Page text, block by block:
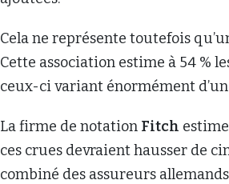
Cela ne représente toutefois
Cette association estime à 54 %
ceux-ci variant énormément
La firme de notation Fitch
ces crues devraient hausser de
combiné des assureurs